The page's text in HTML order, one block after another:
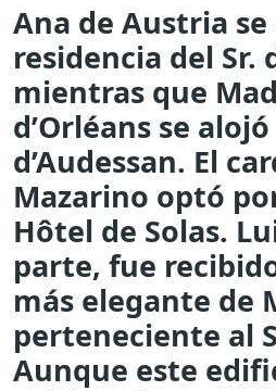
Ana de Austria
residencia del Sr.
mientras que
d’Orléans se
d’Audessan. El
Mazarino optó
Hôtel de Solas.
parte, fue
más elegante de
perteneciente al
Aunque este